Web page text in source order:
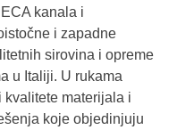
kanala i
i zapadne
sirovina i opreme
u Italiji. U rukama
materijala i
koje objedinjuju